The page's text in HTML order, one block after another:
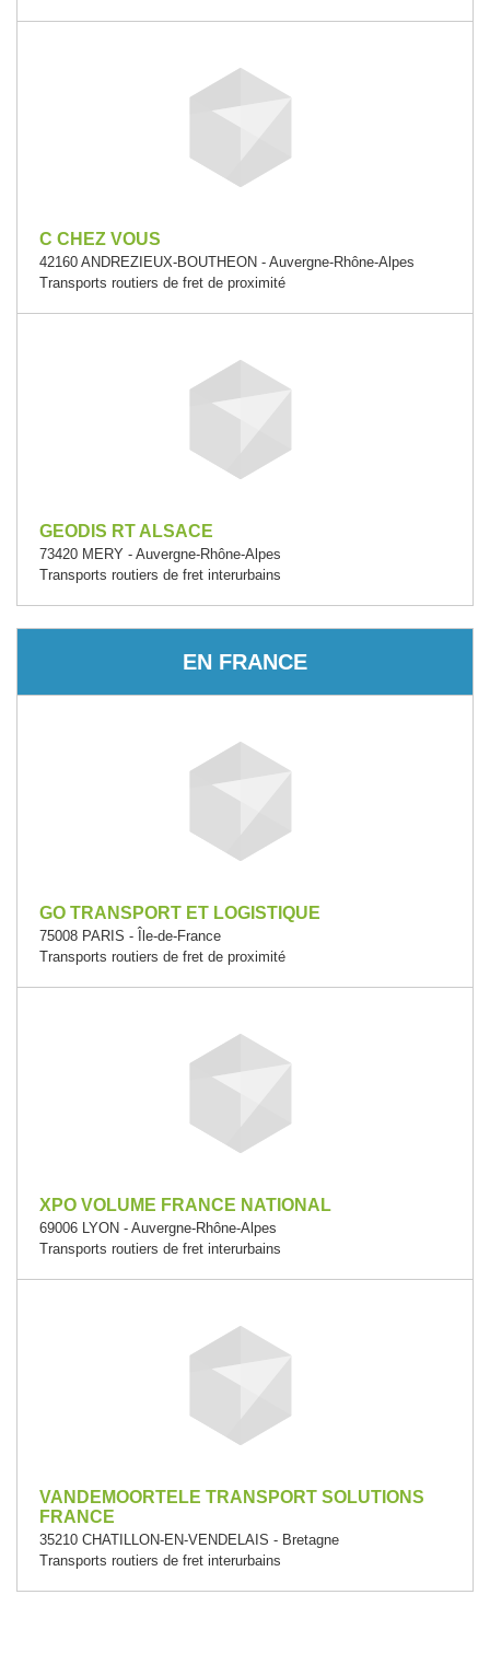
C CHEZ VOUS
42160 ANDREZIEUX-BOUTHEON - Auvergne-Rhône-Alpes
Transports routiers de fret de proximité
GEODIS RT ALSACE
73420 MERY - Auvergne-Rhône-Alpes
Transports routiers de fret interurbains
EN FRANCE
GO TRANSPORT ET LOGISTIQUE
75008 PARIS - Île-de-France
Transports routiers de fret de proximité
XPO VOLUME FRANCE NATIONAL
69006 LYON - Auvergne-Rhône-Alpes
Transports routiers de fret interurbains
VANDEMOORTELE TRANSPORT SOLUTIONS
FRANCE
35210 CHATILLON-EN-VENDELAIS - Bretagne
Transports routiers de fret interurbains